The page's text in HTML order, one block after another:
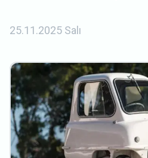
25.11.2025 Salı